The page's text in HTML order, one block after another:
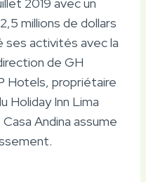
millions de dollars
ses activités avec la
de GH
Hotels, propriétaire
Holiday Inn Lima
Andina assume